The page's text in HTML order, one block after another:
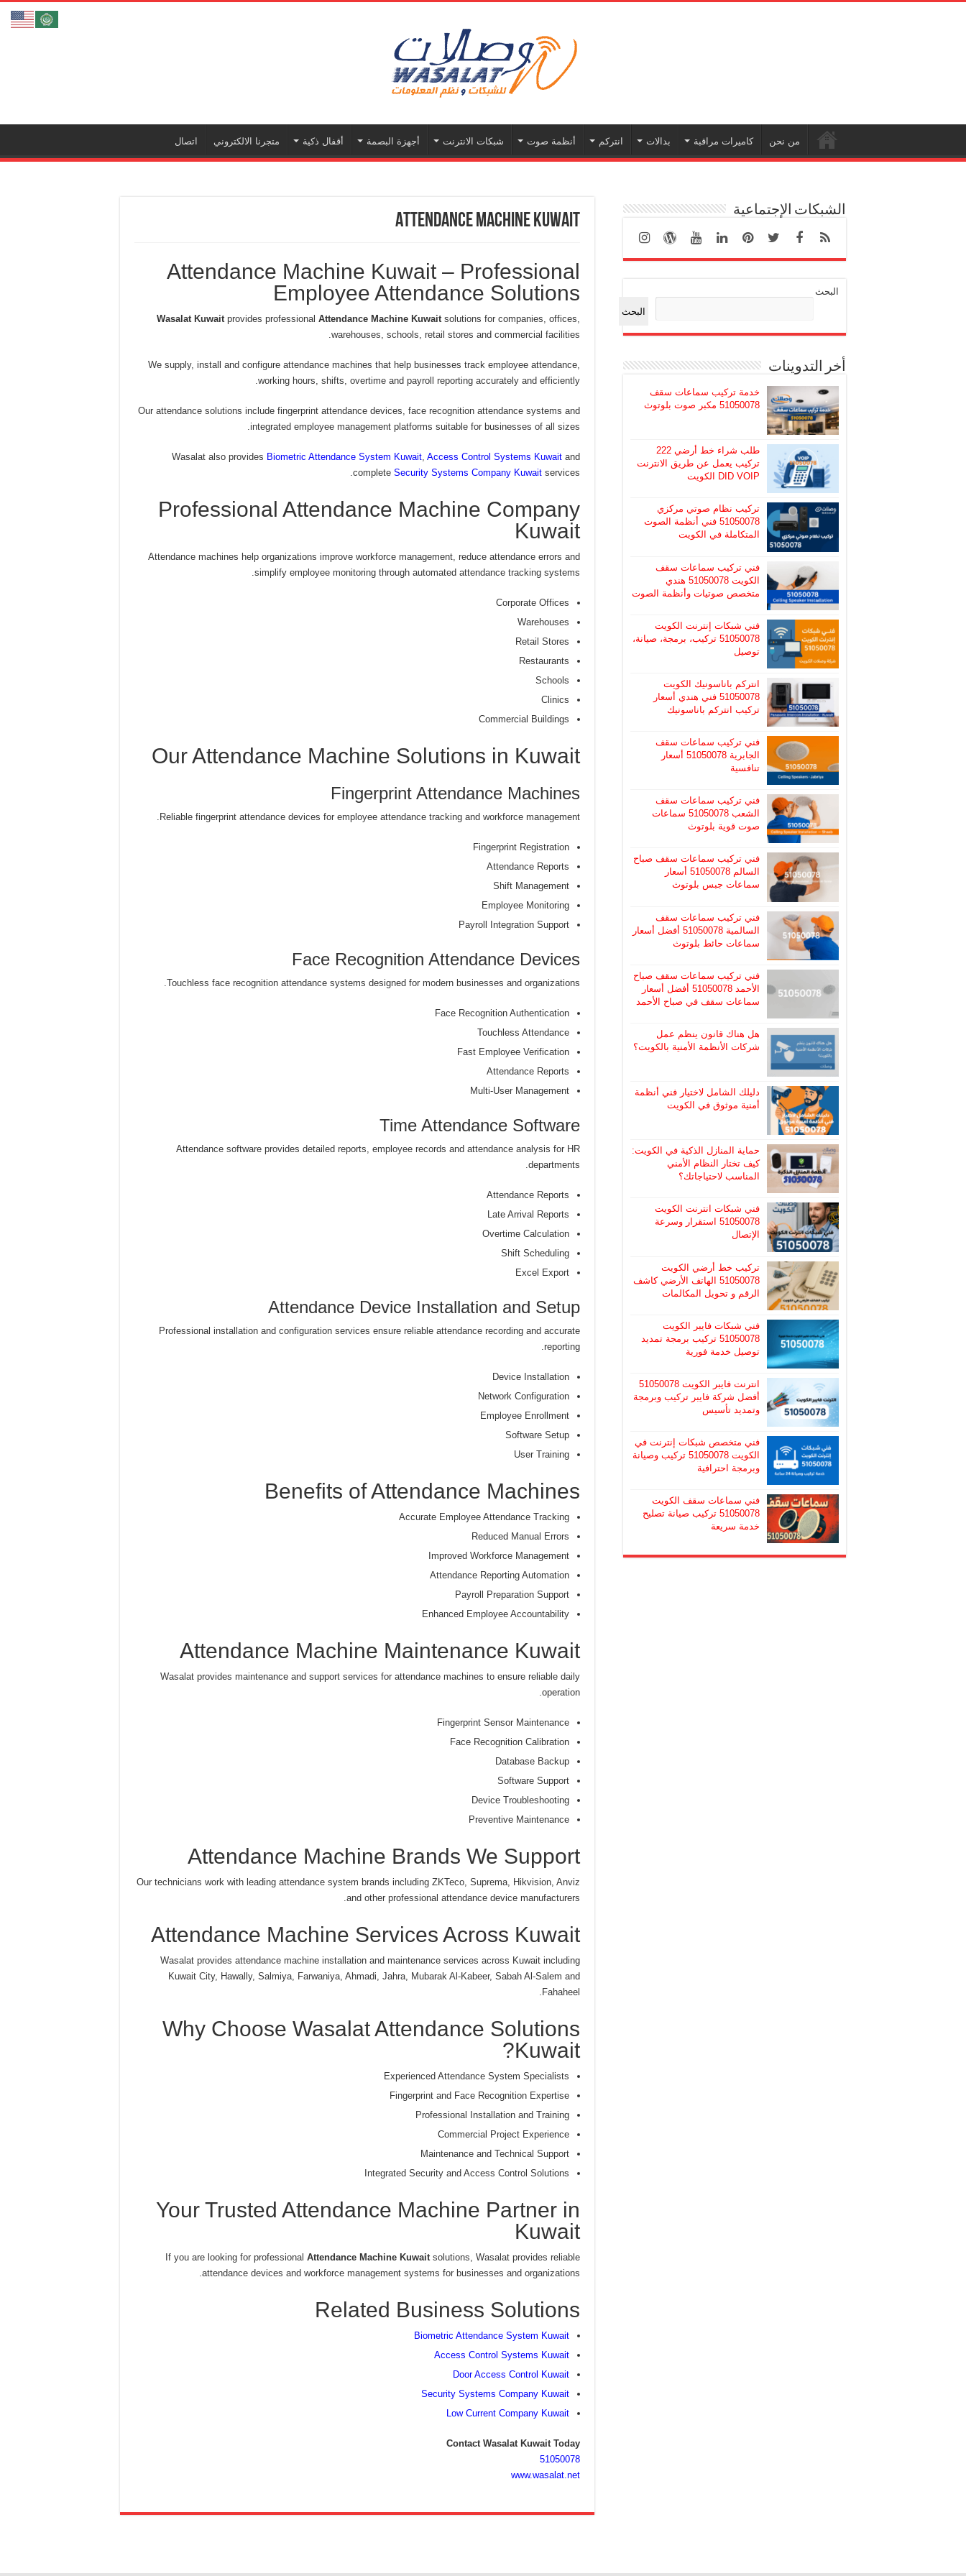
من نحن كاميرات مراقبة بدالات انتركم أنظمة صوت شبكات الانترنت أجهزة البصمة أقفال ذكية متجرنا الالكتروني اتصال
Attendance Machine Kuwait
Attendance Machine Kuwait – Professional
Employee Attendance Solutions
Wasalat Kuwaitprovides professional Attendance Machine Kuwaitsolutions for companies, offices,
warehouses, schools, retail stores and commercial facilities.
We supply, install and configure attendance machines that help businesses track employee attendance,
working hours, shifts, overtime and payroll reporting accurately and efficiently.
Our attendance solutions include fingerprint attendance devices, face recognition attendance systems and
integrated employee management platforms suitable for businesses of all sizes.
Wasalat also provides Biometric Attendance System Kuwait, Access Control Systems Kuwait and
complete Security Systems Company Kuwait services.
Professional Attendance Machine Company
Kuwait
Attendance machines help organizations improve workforce management, reduce attendance errors and
simplify employee monitoring through automated attendance tracking systems.
Corporate Offices
Warehouses
Retail Stores
Restaurants
Schools
Clinics
Commercial Buildings
Our Attendance Machine Solutions in Kuwait
Fingerprint Attendance Machines
Reliable fingerprint attendance devices for employee attendance tracking and workforce management.
Fingerprint Registration
Attendance Reports
Shift Management
Employee Monitoring
Payroll Integration Support
Face Recognition Attendance Devices
Touchless face recognition attendance systems designed for modern businesses and organizations.
Face Recognition Authentication
Touchless Attendance
Fast Employee Verification
Attendance Reports
Multi-User Management
Time Attendance Software
Attendance software provides detailed reports, employee records and attendance analysis for HR
departments.
Attendance Reports
Late Arrival Reports
Overtime Calculation
Shift Scheduling
Excel Export
Attendance Device Installation and Setup
Professional installation and configuration services ensure reliable attendance recording and accurate
reporting.
Device Installation
Network Configuration
Employee Enrollment
Software Setup
User Training
Benefits of Attendance Machines
Accurate Employee Attendance Tracking
Reduced Manual Errors
Improved Workforce Management
Attendance Reporting Automation
Payroll Preparation Support
Enhanced Employee Accountability
Attendance Machine Maintenance Kuwait
Wasalat provides maintenance and support services for attendance machines to ensure reliable daily
operation.
Fingerprint Sensor Maintenance
Face Recognition Calibration
Database Backup
Software Support
Device Troubleshooting
Preventive Maintenance
Attendance Machine Brands We Support
Our technicians work with leading attendance system brands including ZKTeco, Suprema, Hikvision, Anviz
and other professional attendance device manufacturers.
Attendance Machine Services Across Kuwait
Wasalat provides attendance machine installation and maintenance services across Kuwait including
Kuwait City, Hawally, Salmiya, Farwaniya, Ahmadi, Jahra, Mubarak Al-Kabeer, Sabah Al-Salem and
Fahaheel.
Why Choose Wasalat Attendance Solutions
Kuwait?
Experienced Attendance System Specialists
Fingerprint and Face Recognition Expertise
Professional Installation and Training
Commercial Project Experience
Maintenance and Technical Support
Integrated Security and Access Control Solutions
Your Trusted Attendance Machine Partner in
Kuwait
If you are looking for professional Attendance Machine Kuwaitsolutions, Wasalat provides reliable
attendance devices and workforce management systems for businesses and organizations.
Related Business Solutions
Biometric Attendance System Kuwait
Access Control Systems Kuwait
Door Access Control Kuwait
Security Systems Company Kuwait
Low Current Company Kuwait
Contact Wasalat Kuwait Today
51050078
www.wasalat.net
الشبكات الإجتماعية
البحث
البحث
أخر التدوينات
خدمة تركيب سماعات سقف
51050078 مكبر صوت بلوتوث
طلب شراء خط أرضي 222
تركيب يعمل عن طريق الانترنت
DID VOIP الكويت
تركيب نظام صوتي مركزي
51050078 فني أنظمة الصوت
المتكاملة في الكويت
فني تركيب سماعات سقف
الكويت 51050078 هندي
متخصص صوتيات وأنظمة الصوت
فني شبكات إنترنت الكويت
51050078 تركيب، برمجة، صيانة،
توصيل
انتركم باناسونيك الكويت
51050078 فني هندي أسعار
تركيب انتركم باناسونيك
فني تركيب سماعات سقف
الجابرية 51050078 أسعار
تنافسية
فني تركيب سماعات سقف
الشعب 51050078 سماعات
صوت قوية بلوتوث
فني تركيب سماعات سقف صباح
السالم 51050078 أسعار
سماعات جبس بلوتوث
فني تركيب سماعات سقف
السالمية 51050078 أفضل أسعار
سماعات حائط بلوتوث
فني تركيب سماعات سقف صباح
الأحمد 51050078 أفضل أسعار
سماعات سقف في صباح الأحمد
هل هناك قانون ينظم عمل
شركات الأنظمة الأمنية بالكويت؟
دليلك الشامل لاختيار فني أنظمة
أمنية موثوق في الكويت
حماية المنازل الذكية في الكويت:
كيف تختار النظام الأمني
المناسب لاحتياجاتك؟
فني شبكات انترنت الكويت
51050078 استقرار وسرعة
الإتصال
تركيب خط أرضي الكويت
51050078 الهاتف الأرضي كاشف
الرقم و تحويل المكالمات
فني شبكات فايبر الكويت
51050078 تركيب برمجة تمديد
توصيل خدمة فورية
انترنت فايبر الكويت 51050078
أفضل شركة فايبر تركيب وبرمجة
وتمديد تأسيس
فني متخصص شبكات إنترنت في
الكويت 51050078 تركيب وصيانة
وبرمجة احترافية
فني سماعات سقف الكويت
51050078 تركيب صيانة تصليح
خدمة سريعة